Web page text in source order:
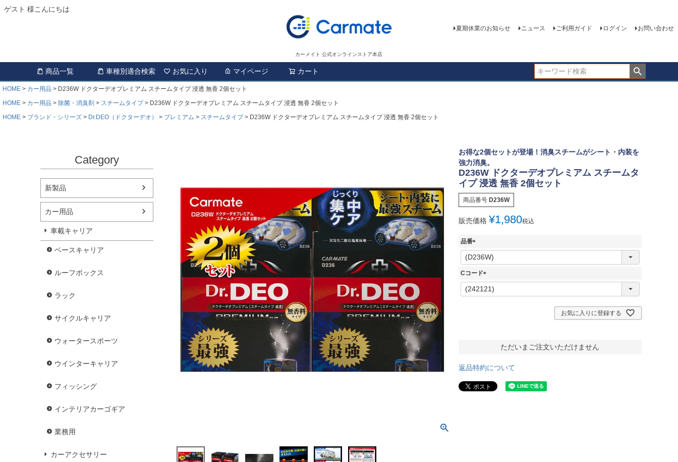
ゲスト 様こんにちは
カーメイト 公式オンラインストア本店
夏期休業のお知らせ ニュース ご利用ガイド ログイン お問い合わせ
商品一覧 車種別適合検索 お気に入り マイページ カート
HOME カー用品
D236W ドクターデオプレミアム スチームタイプ 浸透 無香 2個セット
HOME
カー用品 除菌・消臭剤 スチームタイプ
D236W ドクターデオプレミアム スチームタイプ 浸透 無香 2個セット
HOME
ブランド・シリーズ Dr.DEO（ドクターデオ） プレミアム スチームタイプ D236W ドクターデオプレミアム スチームタイプ 浸透 無香 2個セット
Category
新製品
カー用品
車載キャリア
ベースキャリア
ルーフボックス
ラック
サイクルキャリア
ウォータースポーツ
ウインターキャリア
フィッシング
インテリアカーゴギア
業務用
カーアクセサリー
お得な2個セットが登場！消臭スチームがシート・内装を
強力消臭。
D236W ドクターデオプレミアム スチームタ
イプ 浸透 無香 2個セット
商品番号 D236W
販売価格 ¥1,980税込
品番
(
必
須
Cコード
(
必
お気に入りに登録する
ただいまご注文いただけません
返品特約について